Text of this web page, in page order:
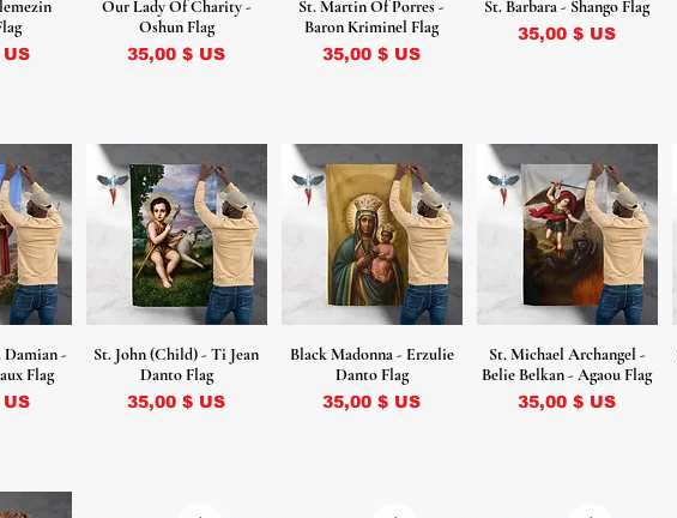
Our Lady Of Charity -
Oshun Flag
Prix
35,00 $ US
St. Martin Of Porres -
Baron Kriminel Flag
Prix
35,00 $ US
St. Barbara - Shango Flag
Prix
35,00 $ US
Damian -
Flag
St. John (Child) - Ti Jean
Danto Flag
Prix
35,00 $ US
Black Madonna - Erzulie
Danto Flag
Prix
35,00 $ US
St. Michael Archangel -
Belie Belkan - Agaou Flag
Prix
35,00 $ US